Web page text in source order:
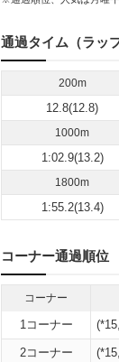
通過タイム（ラッ
200m
12.8(12.8)
1000m
1:02.9(13.2)
1800m
1:55.2(13.4)
コーナー通過順位
コーナー
1コーナー
2コーナー